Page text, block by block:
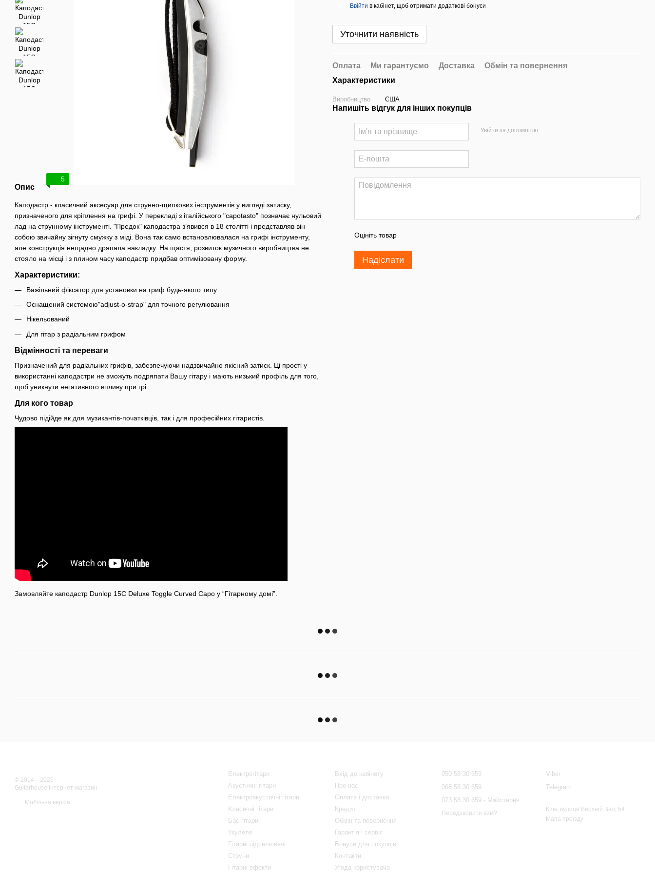
5
Опис
Каподастр - класичний аксесуар для струнно-щипкових інструментів у вигляді затиску,
призначеного для кріплення на грифі. У перекладі з італійського "capotаsto" позначає нульовий
лад на струнному інструменті. "Предок" каподастра з’явився в 18 столітті і представляв він
собою звичайну зігнуту смужку з міді. Вона так само встановлювалася на грифі інструменту,
але конструкція нещадно дряпала накладку. На щастя, розвиток музичного виробництва не
стояло на місці і з плином часу каподастр придбав оптимізовану форму.
Характеристики:
Важільний фіксатор для установки на гриф будь-якого типу
Оснащений системою"adjust-o-strap" для точного регулювання
Нікельований
Для гітар з радіальним грифом
Відмінності та переваги
Призначений для радіальних грифів, забезпечуючи надзвичайно якісний затиск. Ці прості у
використанні каподастри не зможуть подряпати Вашу гітару і мають низький профіль для того,
щоб уникнути негативного впливу при грі.
Для кого товар
Чудово підійде як для музикантів-початківців, так і для професійних гітаристів.
Замовляйте каподастр Dunlop 15C Deluxe Toggle Curved Capo у “Гітарному домі”.
Ввійти в кабінет, щоб отримати додаткові бонуси
Уточнити наявність
Оплата Ми гарантуємо Доставка
Обмін та повернення
Характеристики
Виробництво США
Напишіть відгук для інших покупців
Увійти за допомогою
Оцініть товар
Надіслати
© 2014—2026
Guitarhouse інтернет-магазин
Мобільна версія
Електрогітари
Акустичні гітари
Електроакустичні гітари
Класичні гітари
Бас-гітари
Укулеле
Гітарні підсилювачі
Струни
Гітарні ефекти
Вхід до кабінету
Про нас
Оплата і доставка
Кредит
Обмін та повернення
Гарантія і сервіс
Бонуси для покупців
Контакти
Угода користувача
050 58 30 659
068 58 30 659
073 58 30 659 - Майстерня
Передзвонити вам?
Viber
Telegram
Київ, вулиця Верхній Вал, 54
Мапа проїзду